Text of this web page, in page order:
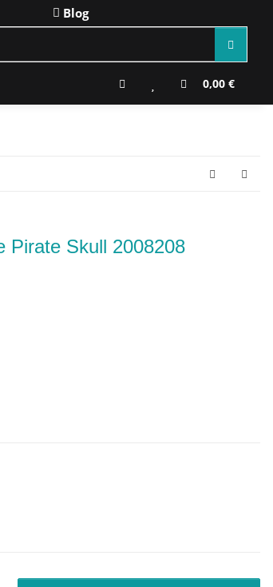
Blog
0,00 €
Pirate Skull 2008208